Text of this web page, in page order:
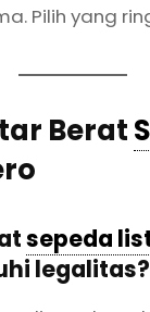
Pilih yang
Berat
sepeda
legalitas?